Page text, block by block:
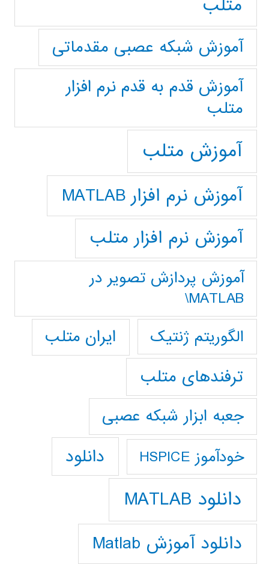
متلب
آموزش شبکه عصبی مقدماتی
آموزش قدم به قدم نرم افزار
متلب
آموزش متلب
آموزش نرم افزار MATLAB
آموزش نرم افزار متلب
آموزش پردازش تصوير در
MATLAB\
الگوریتم ژنتیک
ایران متلب
ترفندهای متلب
جعبه ابزار شبکه عصبی
خودآموز HSPICE دانلود
دانلود MATLAB
دانلود آموزش Matlab